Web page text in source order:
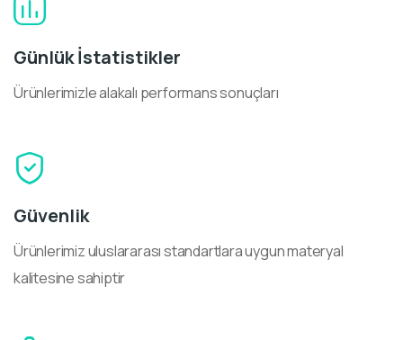
Günlük İstatistikler
Ürünlerimizle alakalı performans sonuçları
Güvenlik
Ürünlerimiz uluslararası standartlara uygun materyal
kalitesine sahiptir